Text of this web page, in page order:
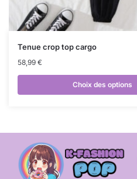
Tenue crop top cargo
58,99 €
Choix des options